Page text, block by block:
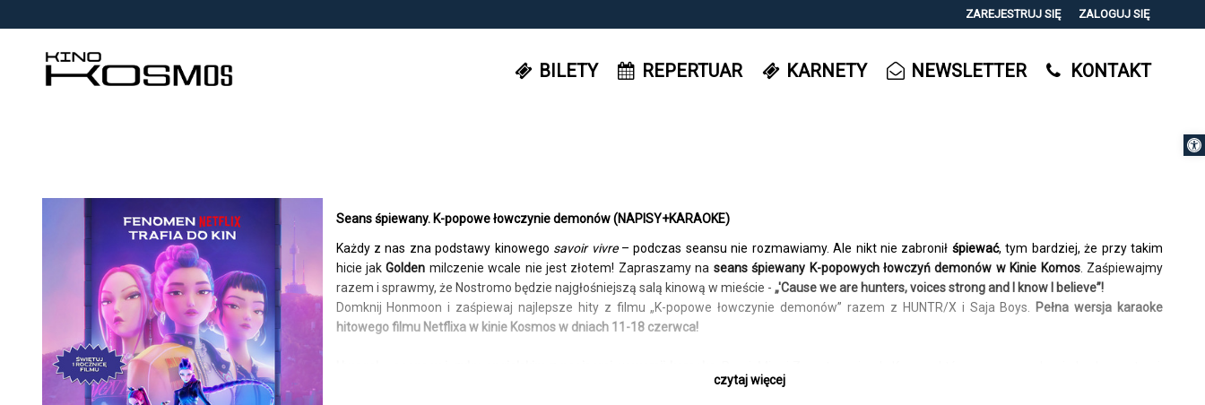
ZAREJESTRUJ SIĘ ZALOGUJ SIĘ
14
BILETY REPERTUAR KARNETY NEWSLETTER KONTAKT
Seans śpiewany. K-popowe łowczynie demonów (NAPISY+KARAOKE)
Każdy z nas zna podstawy kinowego savoir vivre– podczas seansu nie rozmawiamy. Ale nikt nie zabronił śpiewać, tym bardziej, że przy takim
hicie jakGolden milczenie wcale nie jest złotem! Zapraszamy na seans śpiewany K-popowych łowczyń demonów w Kinie Komos. Zaśpiewajmy
razem i sprawmy, że Nostromo będzie najgłośniejszą salą kinową w mieście - „'Cause we are hunters, voices strong and I know I believe”!
Domknij Honmoon i zaśpiewaj najlepsze hity z filmu „K-popowe łowczynie demonów” razem z HUNTR/X i Saja Boys.
Pełna wersja karaoke
hitowego filmu Netflixa w kinie Kosmos w dniach 11-18 czerwca!
jako łowczynie demonów, chronią swoich fanów przed mrocznymi siłami. Ich celem jest całkowite wyeliminowanie potworów. Razem muszą
czytaj więcej